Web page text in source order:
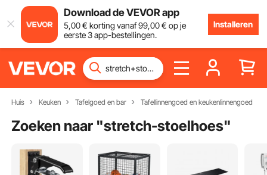
Download de VEVOR app
5,00€ korting vanaf99,00€ op je
eerste 3 app-bestellingen.
Installeren
Huis Keuken Tafelgoed en bar Tafellinnengoed en keukenlinnengoed
Zoeken naar "stretch-stoelhoes"